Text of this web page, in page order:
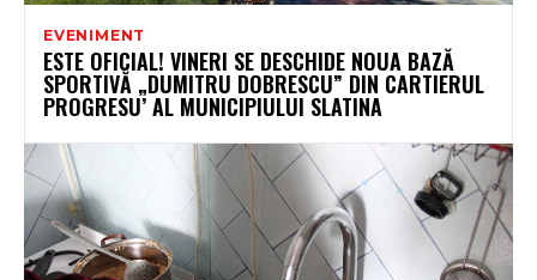
EVENIMENT
ESTE OFICIAL! VINERI SE DESCHIDE NOUA BAZĂ
SPORTIVĂ „DUMITRU DOBRESCU” DIN CARTIERUL
PROGRESU’ AL MUNICIPIULUI SLATINA